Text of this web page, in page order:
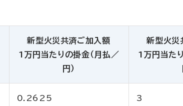
新型火災共済ご加入額
1万円当たりの掛金（月払／
円）
新型火災
1万円当た
0.2625 3